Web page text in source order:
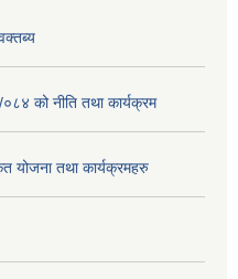
को नीति तथा कार्यक्रम
योजना तथा कार्यक्रमहरु